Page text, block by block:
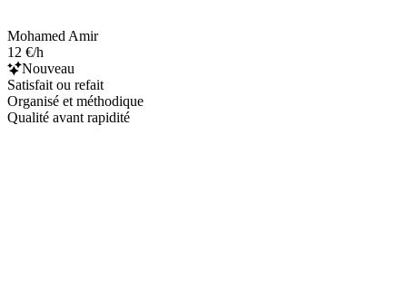
Mohamed Amir
12 €/h
Nouveau
Satisfait ou refait
Organisé et méthodique
Qualité avant rapidité